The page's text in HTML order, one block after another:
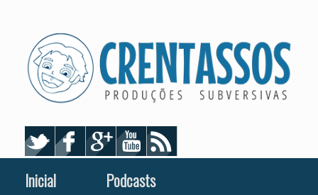
Inicial
Podcasts